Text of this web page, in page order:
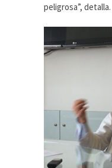
peligrosa”, detalla.